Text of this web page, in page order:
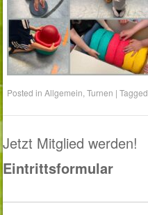
Posted inAllgemein ,Turnen |Tagged
Jetzt Mitglied werden!
Eintrittsformular